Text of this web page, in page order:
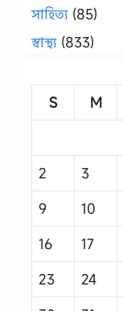
সাহিত্য(85)
স্বাস্থ্য(833)
S
M
2
3
9
10
16
17
23
24